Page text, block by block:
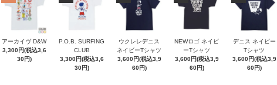
アーカイヴ D&W
3,300円(税込3,6
30円)
P.O.B. SURFING
CLUB
3,300円(税込3,6
30円)
ウクレレデニス
ネイビーTシャツ
3,600円(税込3,9
60円)
NEWロゴ ネイビ
ーTシャツ
3,600円(税込3,9
60円)
デニス ネイビー
Tシャツ
3,600円(税込3,9
60円)